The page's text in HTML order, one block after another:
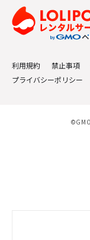
利用規約 禁止事項
プライバシーポリシー